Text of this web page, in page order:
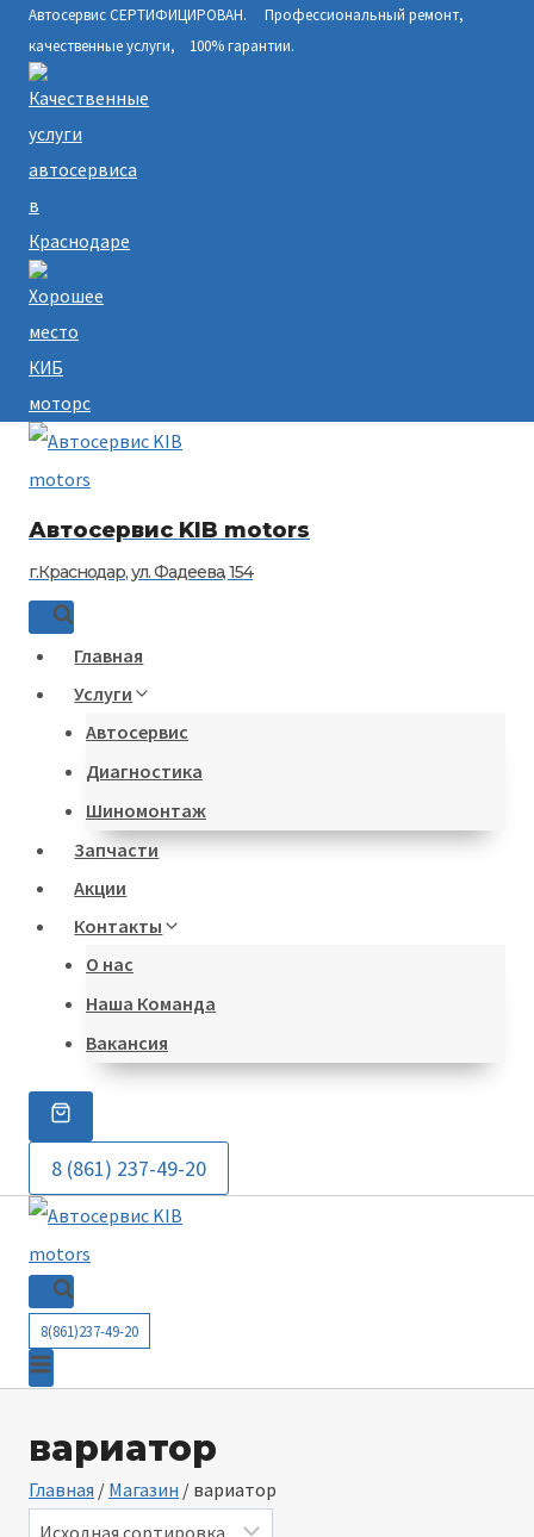
Перейти
содержимому
Автосервис СЕРТИФИЦИРОВАН. Профессиональный ремонт,
качественные услуги, 100% гарантии.
Автосервис KIB motors
г.Краснодар, ул. Фадеева, 154
Главная
Услуги
Автосервис
Диагностика
Шиномонтаж
Запчасти
Акции
Контакты
О нас
Наша Команда
Вакансия
8 (861) 237-49-20
8(861)237-49-20
вариатор
Главная / Магазин / вариатор